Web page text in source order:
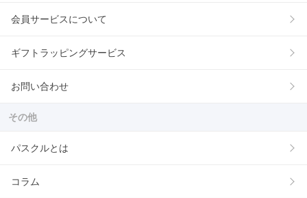
会員サービスについて
ギフトラッピングサービス
お問い合わせ
その他
パスクルとは
コラム